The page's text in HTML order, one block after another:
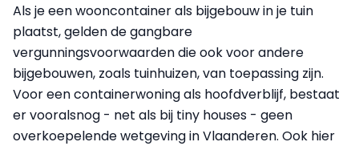
Als je een wooncontainer als bijgebouw in je tuin
plaatst, gelden de gangbare
vergunningsvoorwaarden die ook voor andere
bijgebouwen, zoals tuinhuizen, van toepassing zijn.
Voor een containerwoning als hoofdverblijf, bestaat
er vooralsnog - net als bij tiny houses - geen
overkoepelende wetgeving in Vlaanderen. Ook hier